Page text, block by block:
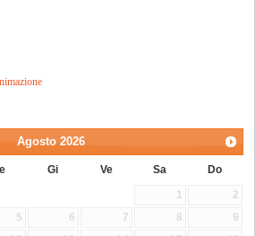
Agosto 2026
Gi Ve Sa Do
1
2
5 6 7 8
9